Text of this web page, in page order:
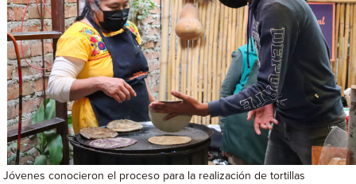
Jóvenes conocieron el proceso para la realización de tortillas